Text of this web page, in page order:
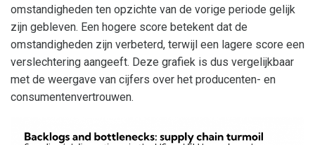
omstandigheden ten opzichte van de vorige periode gelijk
zijn gebleven. Een hogere score betekent dat de
omstandigheden zijn verbeterd, terwijl een lagere score een
verslechtering aangeeft. Deze grafiek is dus vergelijkbaar
met de weergave van cijfers over het producenten- en
consumentenvertrouwen.